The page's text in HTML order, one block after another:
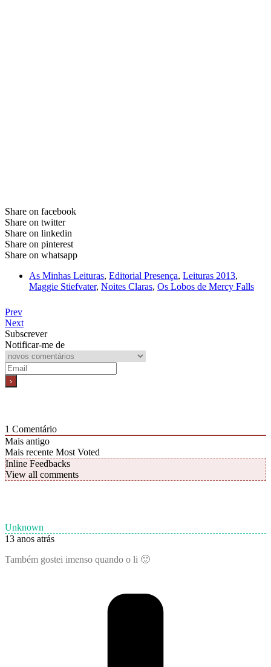
Share on facebook
Share on twitter
Share on linkedin
Share on pinterest
Share on whatsapp
As Minhas Leituras, Editorial Presença, Leituras 2013,
Maggie Stiefvater, Noites Claras, Os Lobos de Mercy Falls
Prev
Next
Subscrever
Notificar-me de
1 Comentário
Mais antigo
Mais recente Most Voted
Inline Feedbacks
View all comments
Unknown
13 anos atrás
Também gostei imenso quando o li 🙂